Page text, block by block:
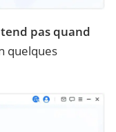
pas quand
quelques